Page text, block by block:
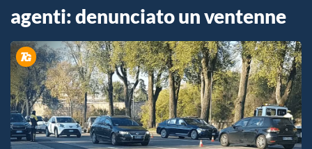
agenti: denunciato un ventenne